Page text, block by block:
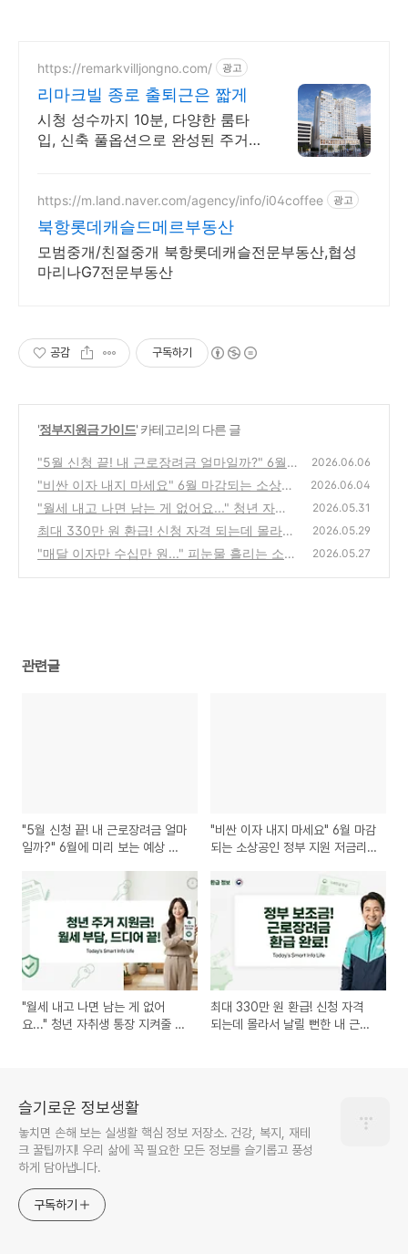
https://remarkvilljongno.com/ 광고
리마크빌 종로 출퇴근은 짧게
시청 성수까지 10분, 다양한 룸타
입, 신축 풀옵션으로 완성된 주거
https://m.land.naver.com/agency/info/i04coffee 광고
북항롯데캐슬드메르부동산
모범중개/친절중개 북항롯데캐슬전문부동산,협성
마리나G7전문부동산
공감 구독하기
'정부지원금 가이드' 카테고리의 다른 글
"5월 신청 끝! 내 근로장려금 얼마일까?" 6월
에 미리 보는 예상 지급일과 내 환급금 조회 꿀
팁
(0)
2026.06.06
"비싼 이자 내지 마세요" 6월 마감되는 소상공
인 정부 지원 저금리 대환대출 신청법
(0)
2026.06.04
"월세 내고 나면 남는 게 없어요..." 청년 자취
생 통장 지켜줄 매달 30만원 주거지원금 신청
법
(0)
2026.05.31
최대 330만 원 환급! 신청 자격 되는데 몰라서
날릴 뻔한 내 근로장려금 구출하기
(1)
2026.05.29
"매달 이자만 수십만 원..." 피눈물 흘리는 소상
2026.05.27
관련글
"5월 신청 끝! 내 근로장려금 얼마
일까?" 6월에 미리 보는 예상 지
"비싼 이자 내지 마세요" 6월 마감
되는 소상공인 정부 지원 저금리
"월세 내고 나면 남는 게 없어
요..." 청년 자취생 통장 지켜줄 매
최대 330만 원 환급! 신청 자격
되는데 몰라서 날릴 뻔한 내 근로
슬기로운 정보생활
놓치면 손해 보는 실생활 핵심 정보 저장소. 건강, 복지, 재테
크 꿀팁까지! 우리 삶에 꼭 필요한 모든 정보를 슬기롭고 풍성
하게 담아냅니다.
구독하기